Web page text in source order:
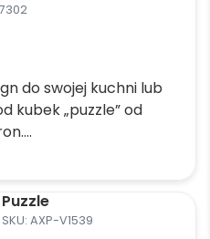
do swojej kuchni lub
kubek „puzzle” od
ma
Puzzle
SKU: AXP-V1539